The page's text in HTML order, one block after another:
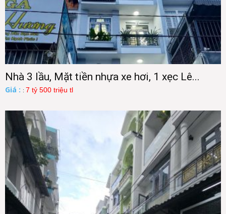
Nhà 3 lầu, Mặt tiền nhựa xe hơi, 1 xẹc Lê...
Giá : : 7 tỷ 500 triệu tl